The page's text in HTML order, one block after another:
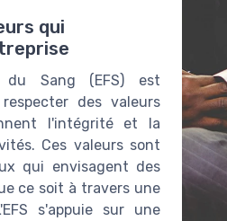
qui
du Sang (EFS) est
des valeurs
l'intégrité et la
Ces valeurs sont
qui envisagent des
ce soit à travers une
s'appuie sur une